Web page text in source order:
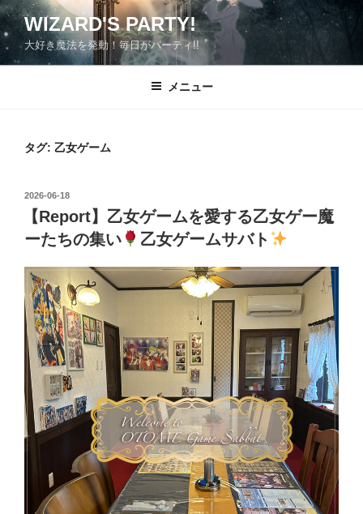
コ
ン
テ
ン
WIZARD'S PARTY!
大好き魔法を発動！毎日がパーティ!!
メニュー
タグ: 乙女ゲーム
投
日:
2026-06-18
【Report】乙女ゲームを愛する乙女ゲー魔
ーたちの集い
乙女ゲームサバト